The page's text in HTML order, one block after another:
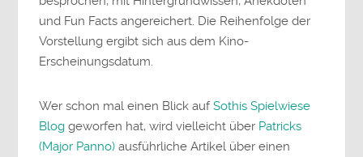
und Fun Facts angereichert. Die Reihenfolge der
Vorstellung ergibt sich aus dem Kino-
Erscheinungsdatum.
Wer schon mal einen Blick aufSothis Spielwiese
Blog geworfen hat, wird vielleicht über Patricks
(Major Panno) ausführliche Artikel über einen